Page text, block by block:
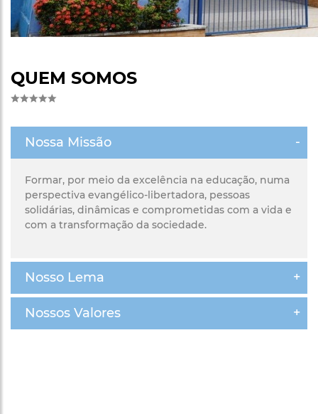
QUEM SOMOS
Nossa Missão
Formar, por meio da excelência na educação, numa
perspectiva evangélico-libertadora, pessoas
solidárias, dinâmicas e comprometidas com a vida e
com a transformação da sociedade.
Nosso Lema
Nossos Valores